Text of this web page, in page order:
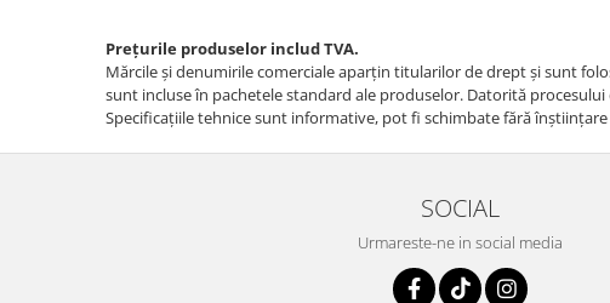
Prețurile produselor includ TVA.
Mărcile și denumirile comerciale aparțin titularilor de drept şi sunt
sunt incluse în pachetele standard ale produselor. Datorită
Specificaţiile tehnice sunt informative, pot fi schimbate fără
SOCIAL
Urmareste-ne in social media